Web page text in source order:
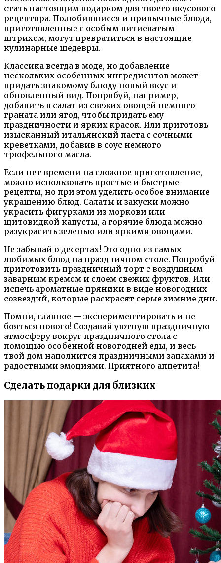
стать настоящим подарком для твоего вкусового
рецептора. Полюбившиеся и привычные блюда,
приготовленные с особым витиеватым
штрихом, могут превратиться в настоящие
кулинарные шедевры.
Классика всегда в моде, но добавление
нескольких особенных ингредиентов может
придать знакомому блюду новый вкус и
обновленный вид. Попробуй, например,
добавить в салат из свежих овощей немного
граната или ягод, чтобы придать ему
праздничности и ярких красок. Или приготовь
изысканный итальянский паста с сочными
креветками, добавив в соус немного
трюфельного масла.
Если нет времени на сложное приготовление,
можно использовать простые и быстрые
рецепты, но при этом уделить особое внимание
украшению блюд. Салаты и закуски можно
украсить фигурками из моркови или
щитовидкой капусты, а горячие блюда можно
разукрасить зеленью или яркими овощами.
Не забывай о десертах! Это одно из самых
любимых блюд на праздничном столе. Попробуй
приготовить праздничный торт с воздушным
заварным кремом и слоем свежих фруктов. Или
испечь ароматные пряники в виде новогодних
созвездий, которые раскрасят серые зимние дни.
Помни, главное — экспериментировать и не
бояться нового! Создавай уютную праздничную
атмосферу вокруг праздничного стола с
помощью особенной новогодней еды, и весь
твой дом наполнится праздничными запахами и
радостными эмоциями. Приятного аппетита!
Сделать подарки для близких